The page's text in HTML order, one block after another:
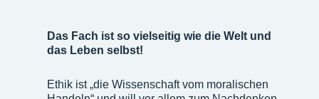
Das Fach ist so vielseitig wie die Welt und
das Leben selbst!
Ethik ist „die Wissenschaft vom moralischen